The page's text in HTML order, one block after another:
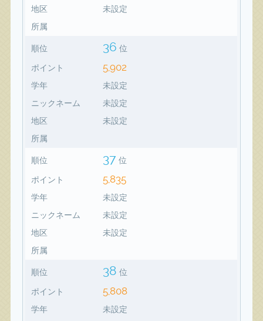
地区
未設定
所属
順位 36 位
ポイント 5,902
学年
未設定
ニックネーム
未設定
地区
未設定
所属
順位 37 位
ポイント 5,835
学年
未設定
ニックネーム
未設定
地区
未設定
所属
順位 38 位
ポイント 5,808
学年
未設定